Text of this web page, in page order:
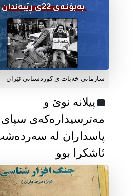
سازمانی خەبات ی كوردستانی ئێران
پیلانە نوێ و
مەترسیدارەکەی سپای
پاسداران لە
ئاشکرا بوو